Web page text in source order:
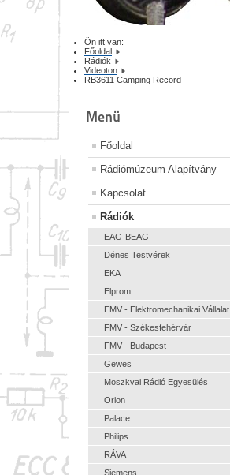
Ön itt van:
Főoldal
Rádiók
Videoton
RB3611 Camping Record
Menü
Főoldal
Rádiómúzeum Alapítvány
Kapcsolat
Rádiók
EAG-BEAG
Dénes Testvérek
EKA
Elprom
EMV - Elektromechanikai Vállalat
FMV - Székesfehérvár
FMV - Budapest
Gewes
Moszkvai Rádió Egyesülés
Orion
Palace
Philips
RÁVA
Siemens